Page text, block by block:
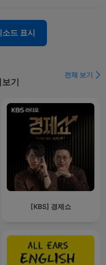
드 표시
기
전체 보기
[KBS] 경제쇼